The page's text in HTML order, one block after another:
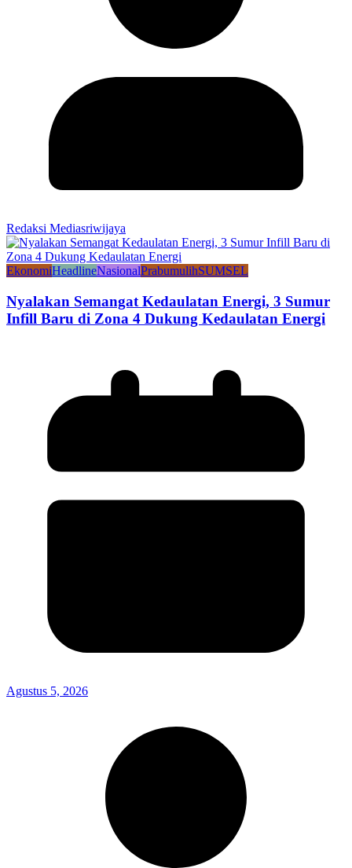
Redaksi Mediasriwijaya
EkonomiHeadlineNasionalPrabumulihSUMSEL
Nyalakan Semangat Kedaulatan Energi, 3 Sumur
Infill Baru di Zona 4 Dukung Kedaulatan Energi
Agustus 5, 2026